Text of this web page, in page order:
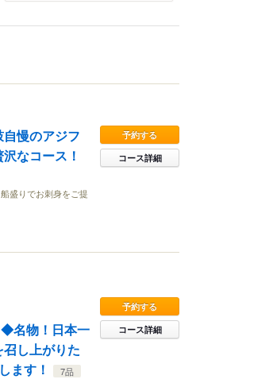
慢のアジフ
なコース！
盛りでお刺身をご提
予約する
コース詳細
名物！日本一
し上がりた
ます！
7品
予約する
コース詳細